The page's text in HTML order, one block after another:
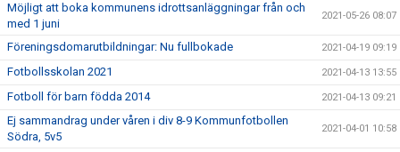
Möjligt att boka kommunens idrottsanläggningar från och
med 1 juni
2021-05-26 08:07
Föreningsdomarutbildningar: Nu fullbokade 2021-04-19 09:19
Fotbollsskolan 2021 2021-04-13 13:55
Fotboll för barn födda 2014 2021-04-13 09:21
Ej sammandrag under våren i div 8-9 Kommunfotbollen
Södra, 5v5
2021-04-01 10:58